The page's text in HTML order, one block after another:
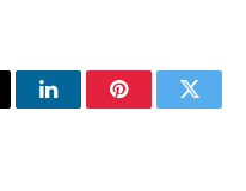
LinkedInPinterest